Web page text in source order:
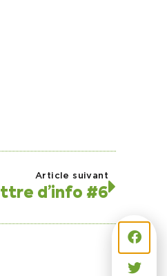
Article suivant
d’info #6